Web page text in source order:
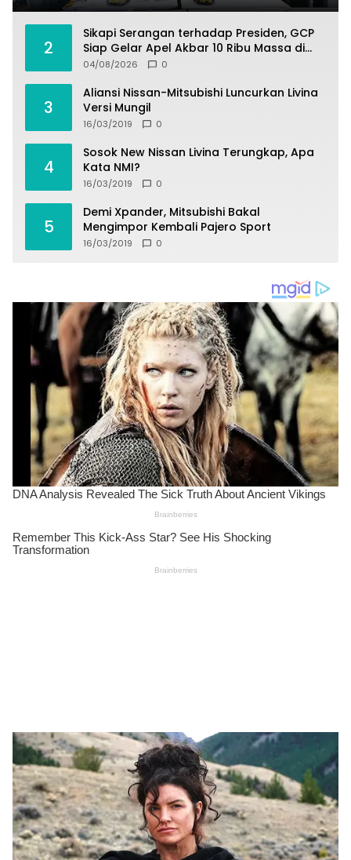
2
Sikapi Serangan terhadap Presiden, GCP
Siap Gelar Apel Akbar 10 Ribu Massa di
Sukabumi.
04/08/2026 0
3
Aliansi Nissan-Mitsubishi Luncurkan Livina
Versi Mungil
16/03/2019 0
4
Sosok New Nissan Livina Terungkap, Apa
Kata NMI?
16/03/2019 0
5
Demi Xpander, Mitsubishi Bakal
Mengimpor Kembali Pajero Sport
16/03/2019 0